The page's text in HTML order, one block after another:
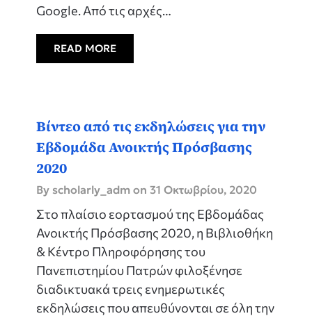
Google. Από τις αρχές…
READ MORE
Βίντεο από τις εκδηλώσεις για την
Εβδομάδα Ανοικτής Πρόσβασης
2020
By scholarly_adm on 31 Οκτωβρίου, 2020
Στο πλαίσιο εορτασμού της Εβδομάδας
Ανοικτής Πρόσβασης 2020, η Βιβλιοθήκη
& Κέντρο Πληροφόρησης του
Πανεπιστημίου Πατρών φιλοξένησε
διαδικτυακά τρεις ενημερωτικές
εκδηλώσεις που απευθύνονται σε όλη την